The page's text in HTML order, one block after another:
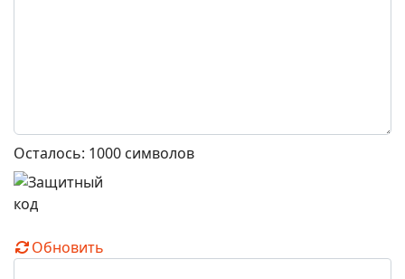
Осталось: 1000 символов
Обновить